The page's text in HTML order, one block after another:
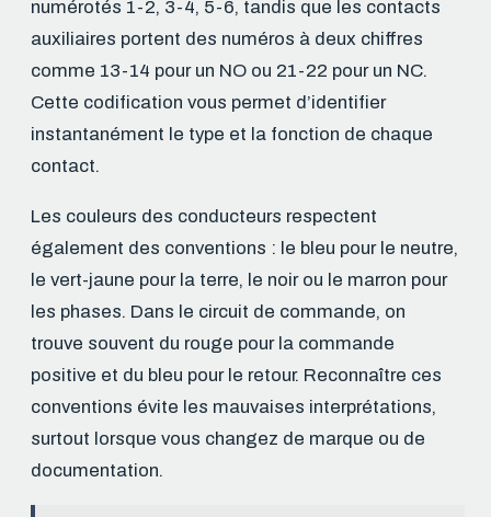
numérotés 1-2, 3-4, 5-6, tandis que les contacts
auxiliaires portent des numéros à deux chiffres
comme 13-14 pour un NO ou 21-22 pour un NC.
Cette codification vous permet d’identifier
instantanément le type et la fonction de chaque
contact.
Les couleurs des conducteurs respectent
également des conventions : le bleu pour le neutre,
le vert-jaune pour la terre, le noir ou le marron pour
les phases. Dans le circuit de commande, on
trouve souvent du rouge pour la commande
positive et du bleu pour le retour. Reconnaître ces
conventions évite les mauvaises interprétations,
surtout lorsque vous changez de marque ou de
documentation.